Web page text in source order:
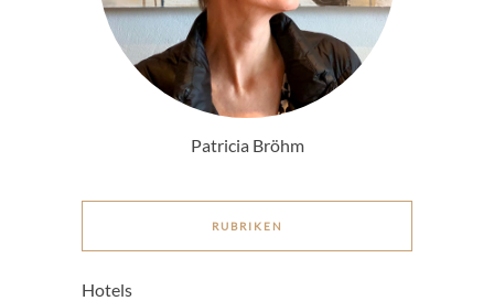
Patricia Bröhm
RUBRIKEN
Hotels